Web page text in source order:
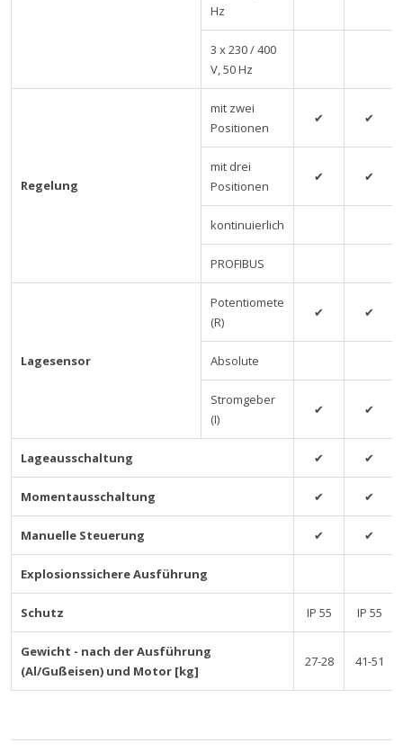
Hz
3 x 230 / 400
V, 50 Hz
Regelung
mit zwei
Positionen
✔ ✔
mit drei
Positionen
✔ ✔
kontinuierlich
PROFIBUS
Lagesensor
Potentiomete
(R)
✔ ✔
Absolute
Stromgeber
(I)
✔ ✔
Lageausschaltung ✔ ✔
Momentausschaltung ✔ ✔
Manuelle Steuerung ✔ ✔
Explosionssichere Ausführung
Schutz IP 55 IP 55
Gewicht - nach der Ausführung
(Al/Gußeisen) und Motor [kg]
27-28 41-51